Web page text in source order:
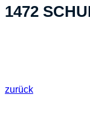
1472
zurück